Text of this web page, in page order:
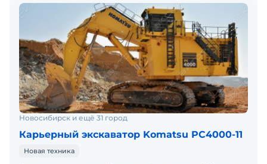
Новосибирск и ещё 31 город
Карьерный экскаватор Komatsu PC4000-11
Новая техника